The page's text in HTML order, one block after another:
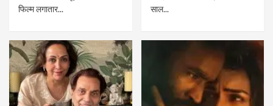
फिल्म लगातार...
साल...